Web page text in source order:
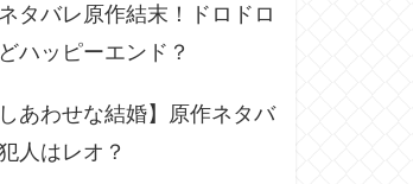
タバレ原作結末！ドロドロ
ハッピーエンド？
あわせな結婚】原作ネタバ
人はレオ？